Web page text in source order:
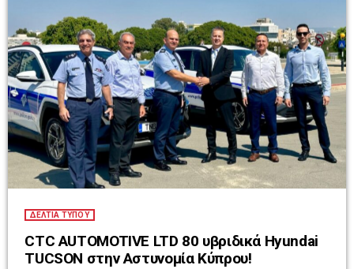
ΔΕΛΤΙΑ ΤΥΠΟΥ
CTC AUTOMOTIVE LTD 80 υβριδικά Hyundai
TUCSON στην Αστυνομία Κύπρου!